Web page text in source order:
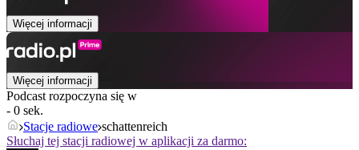
Więcej informacji
Więcej informacji
Podcast rozpoczyna się w
- 0 sek.
Stacje radiowe schattenreich
Słuchaj tej stacji radiowej w aplikacji za darmo: